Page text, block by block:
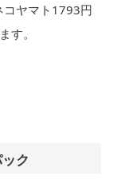
コヤマト1793円
す。
ク